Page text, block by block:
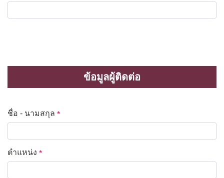
ข้อมูลผู้ติดต่อ
ชื่อ - นามสกุล *
ตำแหน่ง *